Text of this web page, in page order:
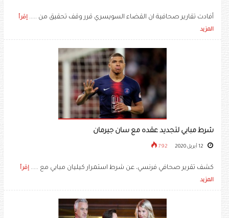
أفادت تقارير صحافية ان القضاء السويسري قرر وقف تحقيق من ..... إقرأ
المزيد
شرط مبابي لتجديد عقده مع سان جيرمان
792
كشف تقرير صحافي فرنسي، عن شرط استمرار كيليان مبابي مع ..... إقرأ
المزيد